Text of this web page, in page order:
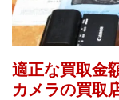
適正な買取金
カメラの買取